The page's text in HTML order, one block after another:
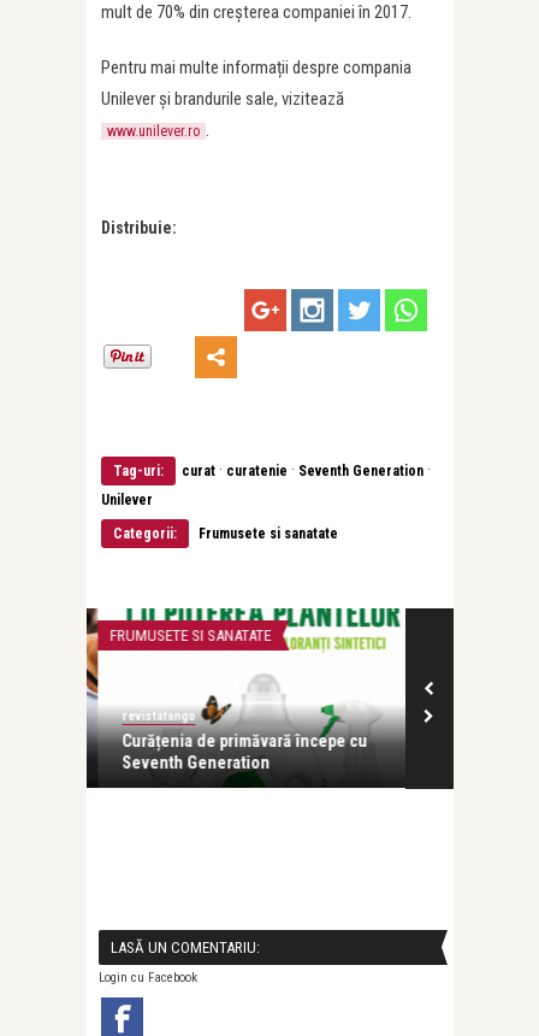
mult de 70% din creșterea companiei în 2017.
Pentru mai multe informații despre compania
Unilever şi brandurile sale, vizitează
www.unilever.ro .
Distribuie:
Tag-uri: curat · curatenie · Seventh Generation ·
Unilever
Categorii:
Frumusete si sanatate
FRUMUSETE SI SANATATE
revistatango
Curățenia de primăvară începe cu
Seventh Generation
LASĂ UN COMENTARIU:
Login cu Facebook